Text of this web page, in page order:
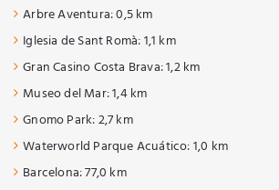
Arbre Aventura: 0,5 km
Iglesia de Sant Romà: 1,1 km
Gran Casino Costa Brava: 1,2 km
Museo del Mar: 1,4 km
Gnomo Park: 2,7 km
Waterworld Parque Acuático: 1,0 km
Barcelona: 77,0 km